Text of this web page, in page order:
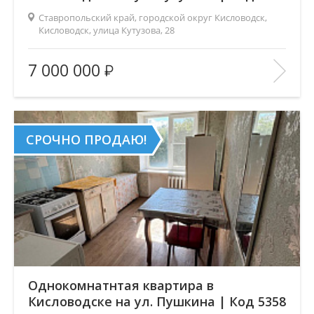
Ставропольский край, городской округ Кисловодск,
Кисловодск, улица Кутузова, 28
Площадь(общ. /жил. /кухня), м2:
43/28/6
Число комнат:
2
Этаж:
3/5
В ИЗБРАННОЕ
7 000 000
СРОЧНО ПРОДАЮ!
Однокомнатнтая квартира в
Кисловодске на ул. Пушкина | Код 5358